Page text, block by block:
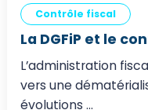
Contrôle fiscal
La DGFiP et le
L’administration
vers une
évolutions ...